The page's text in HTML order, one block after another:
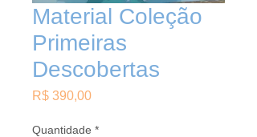
Material Coleção
Primeiras
Descobertas
R$ 390,00Preço
Quantidade *